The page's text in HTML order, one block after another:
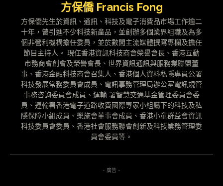
方保僑 Francis Fong
方保僑先生於資訊、通訊、科技及電子消費品市場工作逾二
十年，曾引進不少科技新產品，並創辦多個業界組職及為多
個非營利機構擔任委員，並於數間主流媒體撰寫專欄及擔任
節目主持人。 現任香港資訊科技商會榮譽會長、香港互動
市務商會創會及榮譽會長、世界資訊通訊與服務業聯盟董
事、香港金融科技商會召集人、香港個人資料私隱專員公署
科技發展常務委員會成員、電訊事務管理局辦公室電訊規管
事務咨詢委員會成員、運輸 署智慧交通基金管理委員會委
員、運輸署香港電子道路收費國際專家小組屬下的科技及私
隱保障小組成員、樂施會董事會成員、香港小童群益會資訊
科技委員會委員、香港社會服務聯會創新及科技業務管理委
員會委員等。
- 廣告 -